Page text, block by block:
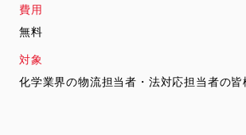
費用
無料
対象
化学業界の物流担当者・法対応担当者の皆